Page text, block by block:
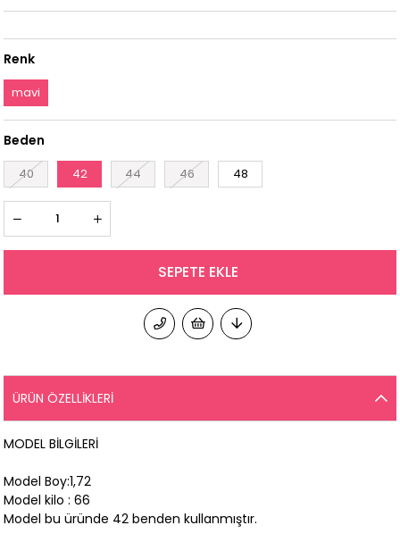
Renk
mavi
Beden
40 42 44 46 48
ÜRÜN ÖZELLIKLERI
MODEL BİLGİLERİ
Model Boy:1,72
Model kilo : 66
Model bu üründe 42 benden kullanmıştır.